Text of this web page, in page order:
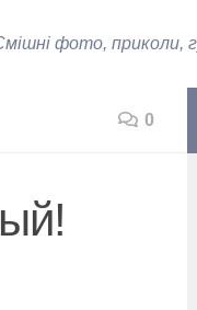
фото, приколи,
0